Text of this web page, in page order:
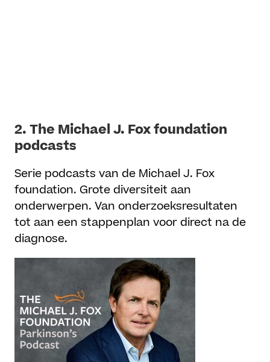
2.The Michael J. Fox foundation
podcasts
Serie podcasts van de Michael J. Fox
foundation. Grote diversiteit aan
onderwerpen. Van onderzoeksresultaten
tot aan een stappenplan voor direct na de
diagnose.